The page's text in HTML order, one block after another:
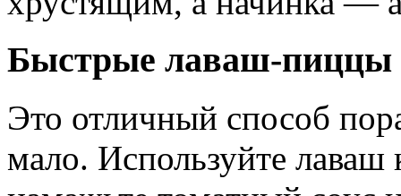
Быстрые лаваш-пиццы
Это отличный способ
мало. Используйте